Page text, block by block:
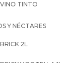
VINO TINTO
Y NÉCTARES
BRICK 2L